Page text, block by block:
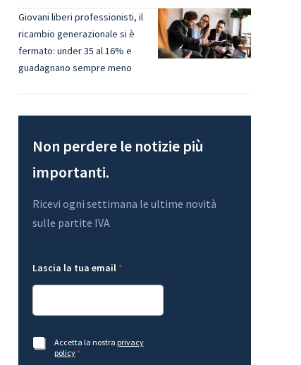
Giovani liberi professionisti, il
ricambio generazionale si è
fermato: under 35 al 16% e
guadagnano sempre meno
Non perdere le notizie più
importanti.
Ricevi ogni settimana le ultime novità
sulle partite IVA
u
s
i
a
A
t
a
z
Lascia la tua email *
A
c
Accetta la nostra privacy
policy*